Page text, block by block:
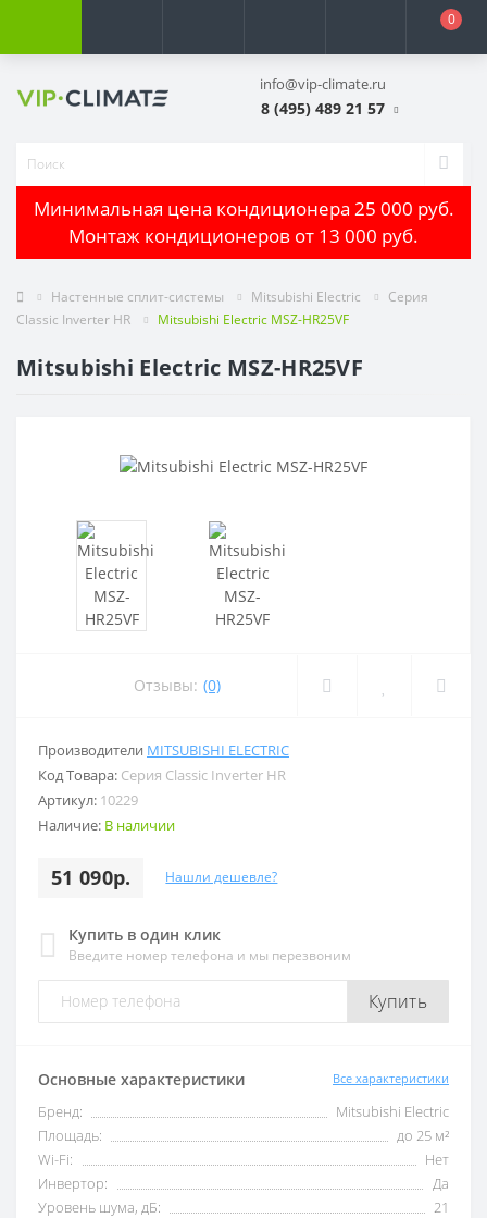
0
info@vip-climate.ru
8 (495) 489 21 57
Минимальная цена кондиционера 25 000 руб.
Монтаж кондиционеров от 13 000 руб.
Настенные сплит-системы Mitsubishi Electric
Серия
Classic Inverter HR
Mitsubishi Electric MSZ-HR25VF
Mitsubishi Electric MSZ-HR25VF
Отзывы: (0)
Производители MITSUBISHI ELECTRIC
Код Товара: Серия Classic Inverter HR
Артикул: 10229
Наличие: В наличии
51 090р. Нашли дешевле?
Купить в один клик
Введите номер телефона и мы перезвоним
Купить
Основные характеристики Все характеристики
Бренд:
Mitsubishi Electric
Площадь:
до 25 м²
Wi-Fi:
Нет
Инвертор:
Да
Уровень шума, дБ:
21